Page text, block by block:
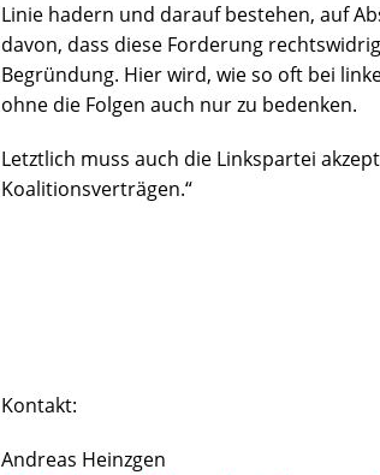
Linie hadern und darauf bestehen, auf
davon, dass diese Forderung
Begründung. Hier wird, wie so oft bei
ohne die Folgen auch nur zu bedenken.
Letztlich muss auch die Linkspartei
Koalitionsverträgen.“
Kontakt:
Andreas Heinzgen